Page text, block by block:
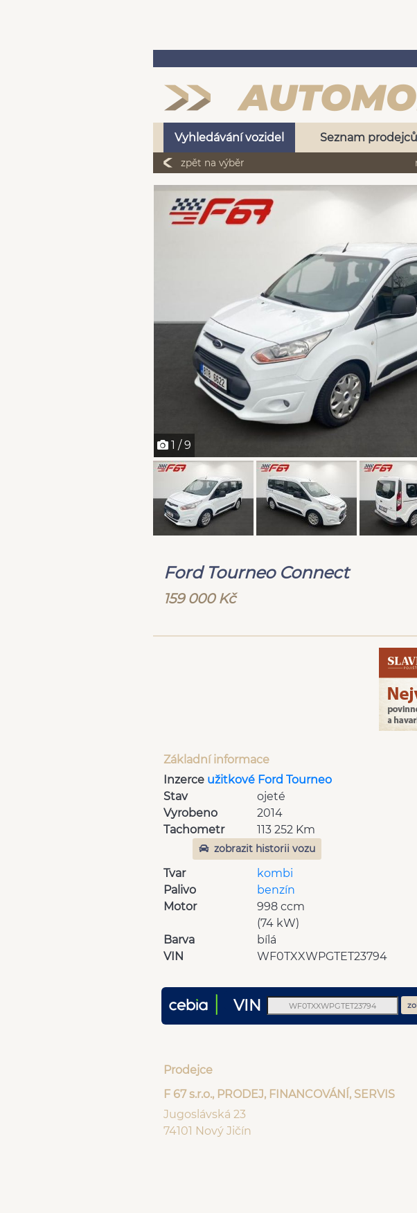
Vyhledávání vozidel Seznam prodejců
zpět na výběr
1 / 9
Ford Tourneo Connect
159 000 Kč
Základní informace
Inzerce užitkové Ford Tourneo
Stav
ojeté
Vyrobeno
2014
Tachometr
113 252 Km
zobrazit historii vozu
Tvar
kombi
Palivo
benzín
Motor
998 ccm
(74 kW)
Barva
bílá
VIN
WF0TXXWPGTET23794
VIN
Prodejce
F 67 s.r.o., PRODEJ, FINANCOVÁNÍ, SERVIS
Jugoslávská 23
74101 Nový Jičín